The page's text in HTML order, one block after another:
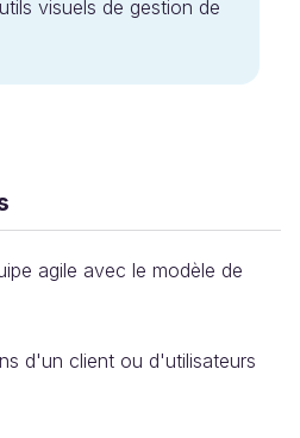
visuels de gestion de
agile avec le modèle de
d'un client ou d'utilisateurs